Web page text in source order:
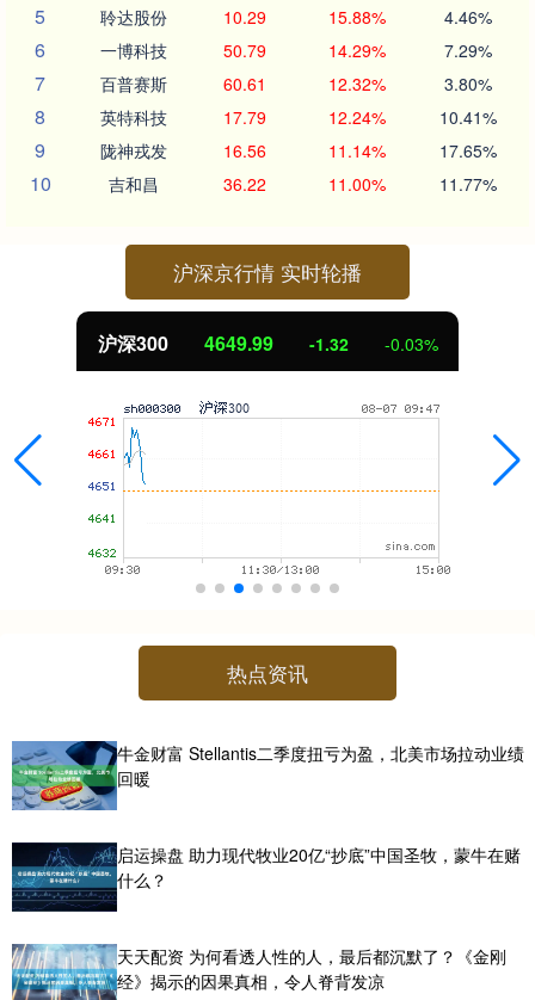
5 聆达股份 10.29 15.88% 4.46%
6 一博科技 50.79 14.29% 7.29%
7 百普赛斯 60.61 12.32% 3.80%
8 英特科技 17.79 12.24% 10.41%
9 陇神戎发 16.56 11.14% 17.65%
10 吉和昌 36.22 11.00% 11.77%
沪深京行情 实时轮播
沪深300 4649.99 -1.32 -0.03%
热点资讯
牛金财富 Stellantis二季度扭亏为盈，北美市场拉动业绩
回暖
启运操盘 助力现代牧业20亿“抄底”中国圣牧，蒙牛在赌
什么？
天天配资 为何看透人性的人，最后都沉默了？《金刚
经》揭示的因果真相，令人脊背发凉